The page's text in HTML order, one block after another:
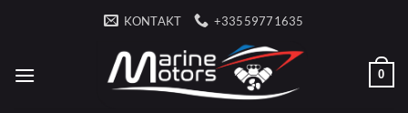
KONTAKT +33559771635
0